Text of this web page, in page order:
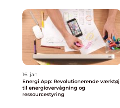
16. jan
Energi App: Revolutionerende værktøj
til energiovervågning og
ressourcestyring